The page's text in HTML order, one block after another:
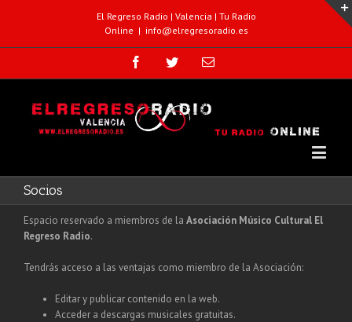
El Regreso Radio | Valencia | Tu Radio
Online | info@elregresoradio.es
Socios
Espacio reservado a miembros de la Asociación Músico Cultural El
Regreso Radio.
Tendrás acceso a las ventajas como miembro de la Asociación:
Editar y publicar contenido en la web.
Acceder a descargas musicales gratuitas.